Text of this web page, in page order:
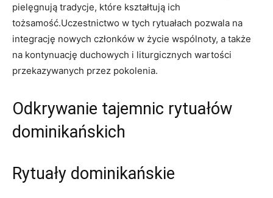
pielęgnują tradycje, które kształtują ich
‍tożsamość.Uczestnictwo w tych rytuałach pozwala na
integrację nowych członków w życie wspólnoty, ‍a także
na kontynuację ‌duchowych i liturgicznych wartości
‍przekazywanych przez pokolenia.
Odkrywanie tajemnic rytuałów
dominikańskich
Rytuały dominikańskie